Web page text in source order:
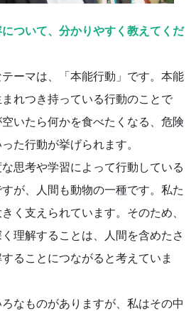
いて、分かりやすく教えてくだ
ーマは、「本能行動」です。本能
れつき持っている行動のことで
いたら何かを食べたくなる、危険
た行動が挙げられます。
思考や学習によって行動している
が、人間も動物の一種です。私た
く支えられています。そのため、
理解することは、人間を含めたさ
ることにつながると考えていま
なものがありますが、私はその中